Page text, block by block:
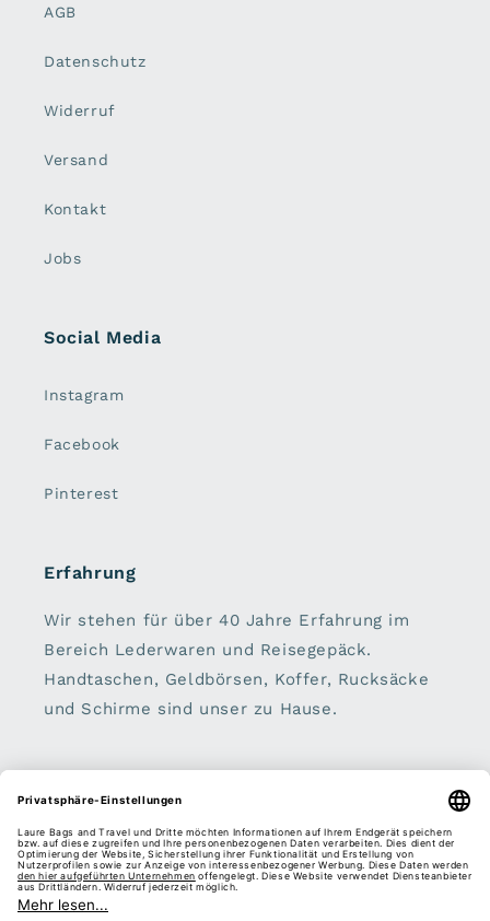
AGB
Datenschutz
Widerruf
Versand
Kontakt
Jobs
Social Media
Instagram
Facebook
Pinterest
Erfahrung
Wir stehen für über 40 Jahre Erfahrung im
Bereich Lederwaren und Reisegepäck.
Handtaschen, Geldbörsen, Koffer, Rucksäcke
und Schirme sind unser zu Hause.
E-Mail
Facebook